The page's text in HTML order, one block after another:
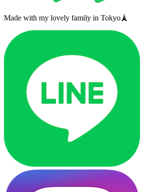
Made with my lovely family in Tokyo🗼